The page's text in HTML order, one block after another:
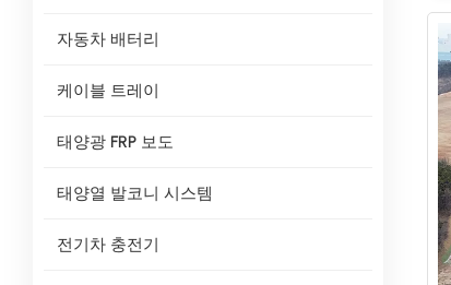
자동차 배터리
케이블 트레이
태양광 FRP 보도
태양열 발코니 시스템
전기차 충전기